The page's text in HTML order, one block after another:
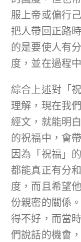
服上帝或偏行
把人帶回正路
的是要使人有
度，並在過程
綜合上述對「
理解，現在我
經文，就能明
的祝福中，會
因為「祝福」
都能真正有分
度，而且希望
份親密的關係
得不好，而當
們說話的機會